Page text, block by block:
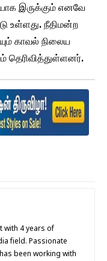
இருக்கும் எனவே
உள்ளது. நீதிமன்ற
காவல் நிலைய
தெரிவித்துள்ளனர்.
with 4 years of
field. Passionate
been working with